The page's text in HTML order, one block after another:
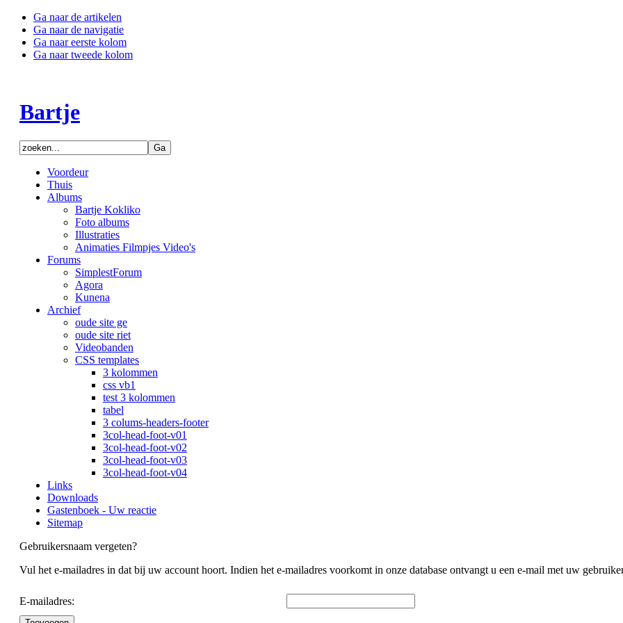
Ga naar de artikelen
Ga naar de navigatie
Ga naar eerste kolom
Ga naar tweede kolom
Bartje
Voordeur
Thuis
Albums
Bartje Kokliko
Foto albums
Illustraties
Animaties Filmpjes Video's
Forums
SimplestForum
Agora
Kunena
Archief
oude site ge
oude site riet
Videobanden
CSS templates
3 kolommen
css vb1
test 3 kolommen
tabel
3 colums-headers-footer
3col-head-foot-v01
3col-head-foot-v02
3col-head-foot-v03
3col-head-foot-v04
Links
Downloads
Gastenboek - Uw reactie
Sitemap
Gebruikersnaam vergeten?
Vul het e-mailadres in dat bij uw account hoort. Indien het e-mailadres voorkomt in onze database ontvangt u een e-mail met uw
E-mailadres: